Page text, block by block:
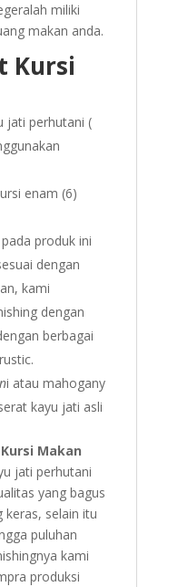
miliki
makan anda.
Kursi
jati perhutani (
enam (6)
produk ini
dengan
kami
dengan
berbagai
i atau mahogany
kayu jati asli
Makan
jati perhutani
yang bagus
keras, selain itu
puluhan
kami
produksi